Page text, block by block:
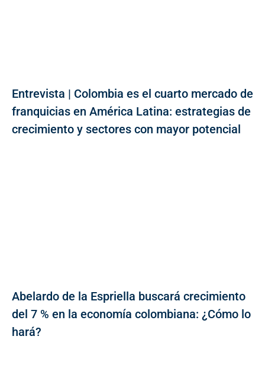
Entrevista | Colombia es el cuarto mercado de
franquicias en América Latina: estrategias de
crecimiento y sectores con mayor potencial
Abelardo de la Espriella buscará crecimiento
del 7 % en la economía colombiana: ¿Cómo lo
hará?